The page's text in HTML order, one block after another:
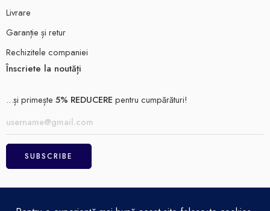
Livrare
Garanție și retur
Rechizitele companiei
Înscriete la noutăți
...și primește 5% REDUCERE pentru cumpărături!